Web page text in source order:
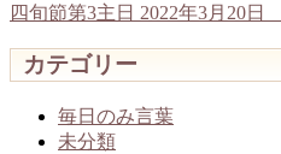
四旬節第3主日 2022年3月20日
カテゴリー
毎日のみ言葉
未分類